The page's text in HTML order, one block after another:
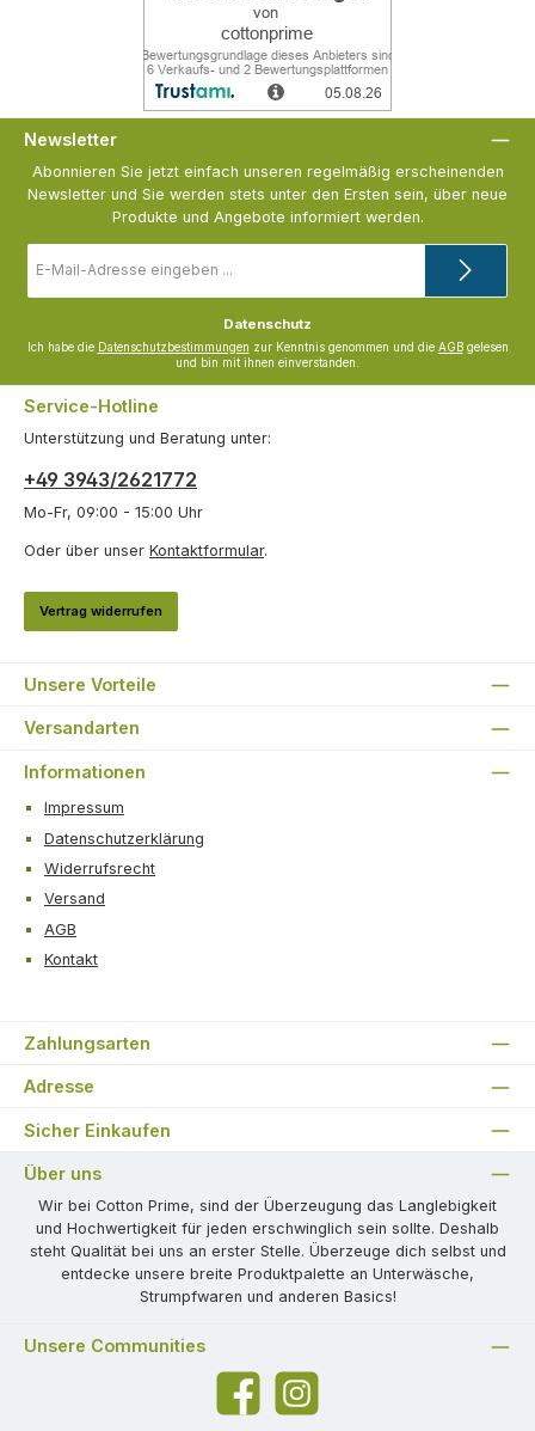
Newsletter
Abonnieren Sie jetzt einfach unseren regelmäßig erscheinenden
Newsletter und Sie werden stets unter den Ersten sein, über neue
Produkte und Angebote informiert werden.
Mail-
Datenschutz
Ich habe die Datenschutzbestimmungen zur Kenntnis genommen und die AGBgelesen
und bin mit ihnen einverstanden.
Service-Hotline
Unterstützung und Beratung unter:
+49 3943/2621772
Mo-Fr, 09:00 - 15:00 Uhr
Oder über unser Kontaktformular.
Vertrag widerrufen
Unsere Vorteile
Versandarten
Informationen
Impressum
Datenschutzerklärung
Widerrufsrecht
Versand
AGB
Kontakt
Zahlungsarten
Adresse
Sicher Einkaufen
Über uns
Wir bei Cotton Prime, sind der Überzeugung das Langlebigkeit
und Hochwertigkeit für jeden erschwinglich sein sollte. Deshalb
steht Qualität bei uns an erster Stelle. Überzeuge dich selbst und
entdecke unsere breite Produktpalette an Unterwäsche,
Strumpfwaren und anderen Basics!
Unsere Communities
FacebookInstagram